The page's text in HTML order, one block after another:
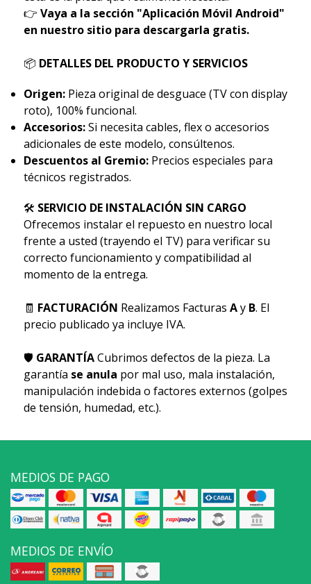
👉 Vaya a la sección "Aplicación Móvil Android"
en nuestro sitio para descargarla gratis.
📦 DETALLES DEL PRODUCTO Y SERVICIOS
Origen:Pieza original de desguace (TV con display
roto), 100% funcional.
Accesorios:Si necesita cables, flex o accesorios
adicionales de este modelo, consúltenos.
Descuentos al Gremio:Precios especiales para
técnicos registrados.
🛠 SERVICIO DE INSTALACIÓN SIN CARGO
Ofrecemos instalar el repuesto en nuestro local
frente a usted (trayendo el TV) para verificar su
correcto funcionamiento y compatibilidad al
momento de la entrega.
🧾 FACTURACIÓN Realizamos Facturas Ay B. El
precio publicado ya incluye IVA.
🛡 GARANTÍACubrimos defectos de la pieza. La
garantía se anula por mal uso, mala instalación,
manipulación indebida o factores externos (golpes
de tensión, humedad, etc.).
MEDIOS DE PAGO
MEDIOS DE ENVÍO